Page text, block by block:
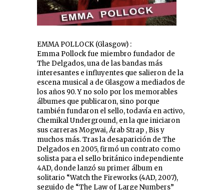
EMMA POLLOCK (Glasgow) :
Emma Pollock fue miembro fundador de
The Delgados, una de las bandas más
interesantes e influyentes que salieron de la
escena musical a de Glasgow a mediados de
los años 90. Y no solo por los memorables
álbumes que publicaron, sino porque
también fundaron el sello, todavía en activo,
Chemikal Underground, en la que iniciaron
sus carreras Mogwai, Árab Strap , Bis y
muchos más. Tras la desaparición de The
Delgados en 2005, firmó un contrato como
solista para el sello británico independiente
4AD, donde lanzó su primer álbum en
solitario “Watch the Fireworks (4AD, 2007),
seguido de “The Law of Large Numbers”